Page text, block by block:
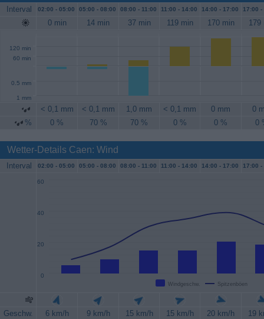
Interval 02:00 - 05:00 05:00 - 08:00 08:00 - 11:00 11:00 - 14:00 14:00 - 17:00 17:00 -
0 min 14 min 37 min 119 min 170 min 179
60 min
120 min
0.5 mm
1 mm
< 0,1 mm < 0,1 mm 1,0 mm < 0,1 mm 0 mm
0
%
0 % 70 % 70 % 0 % 0 % 0
Wetter-Details Caen: Wind
Interval 02:00 - 05:00 05:00 - 08:00 08:00 - 11:00 11:00 - 14:00 14:00 - 17:00 17:00 -
Windgeschw. Spitzenböen
0
20
40
60
Geschw. 6 km/h 9 km/h 15 km/h 15 km/h 20 km/h
19